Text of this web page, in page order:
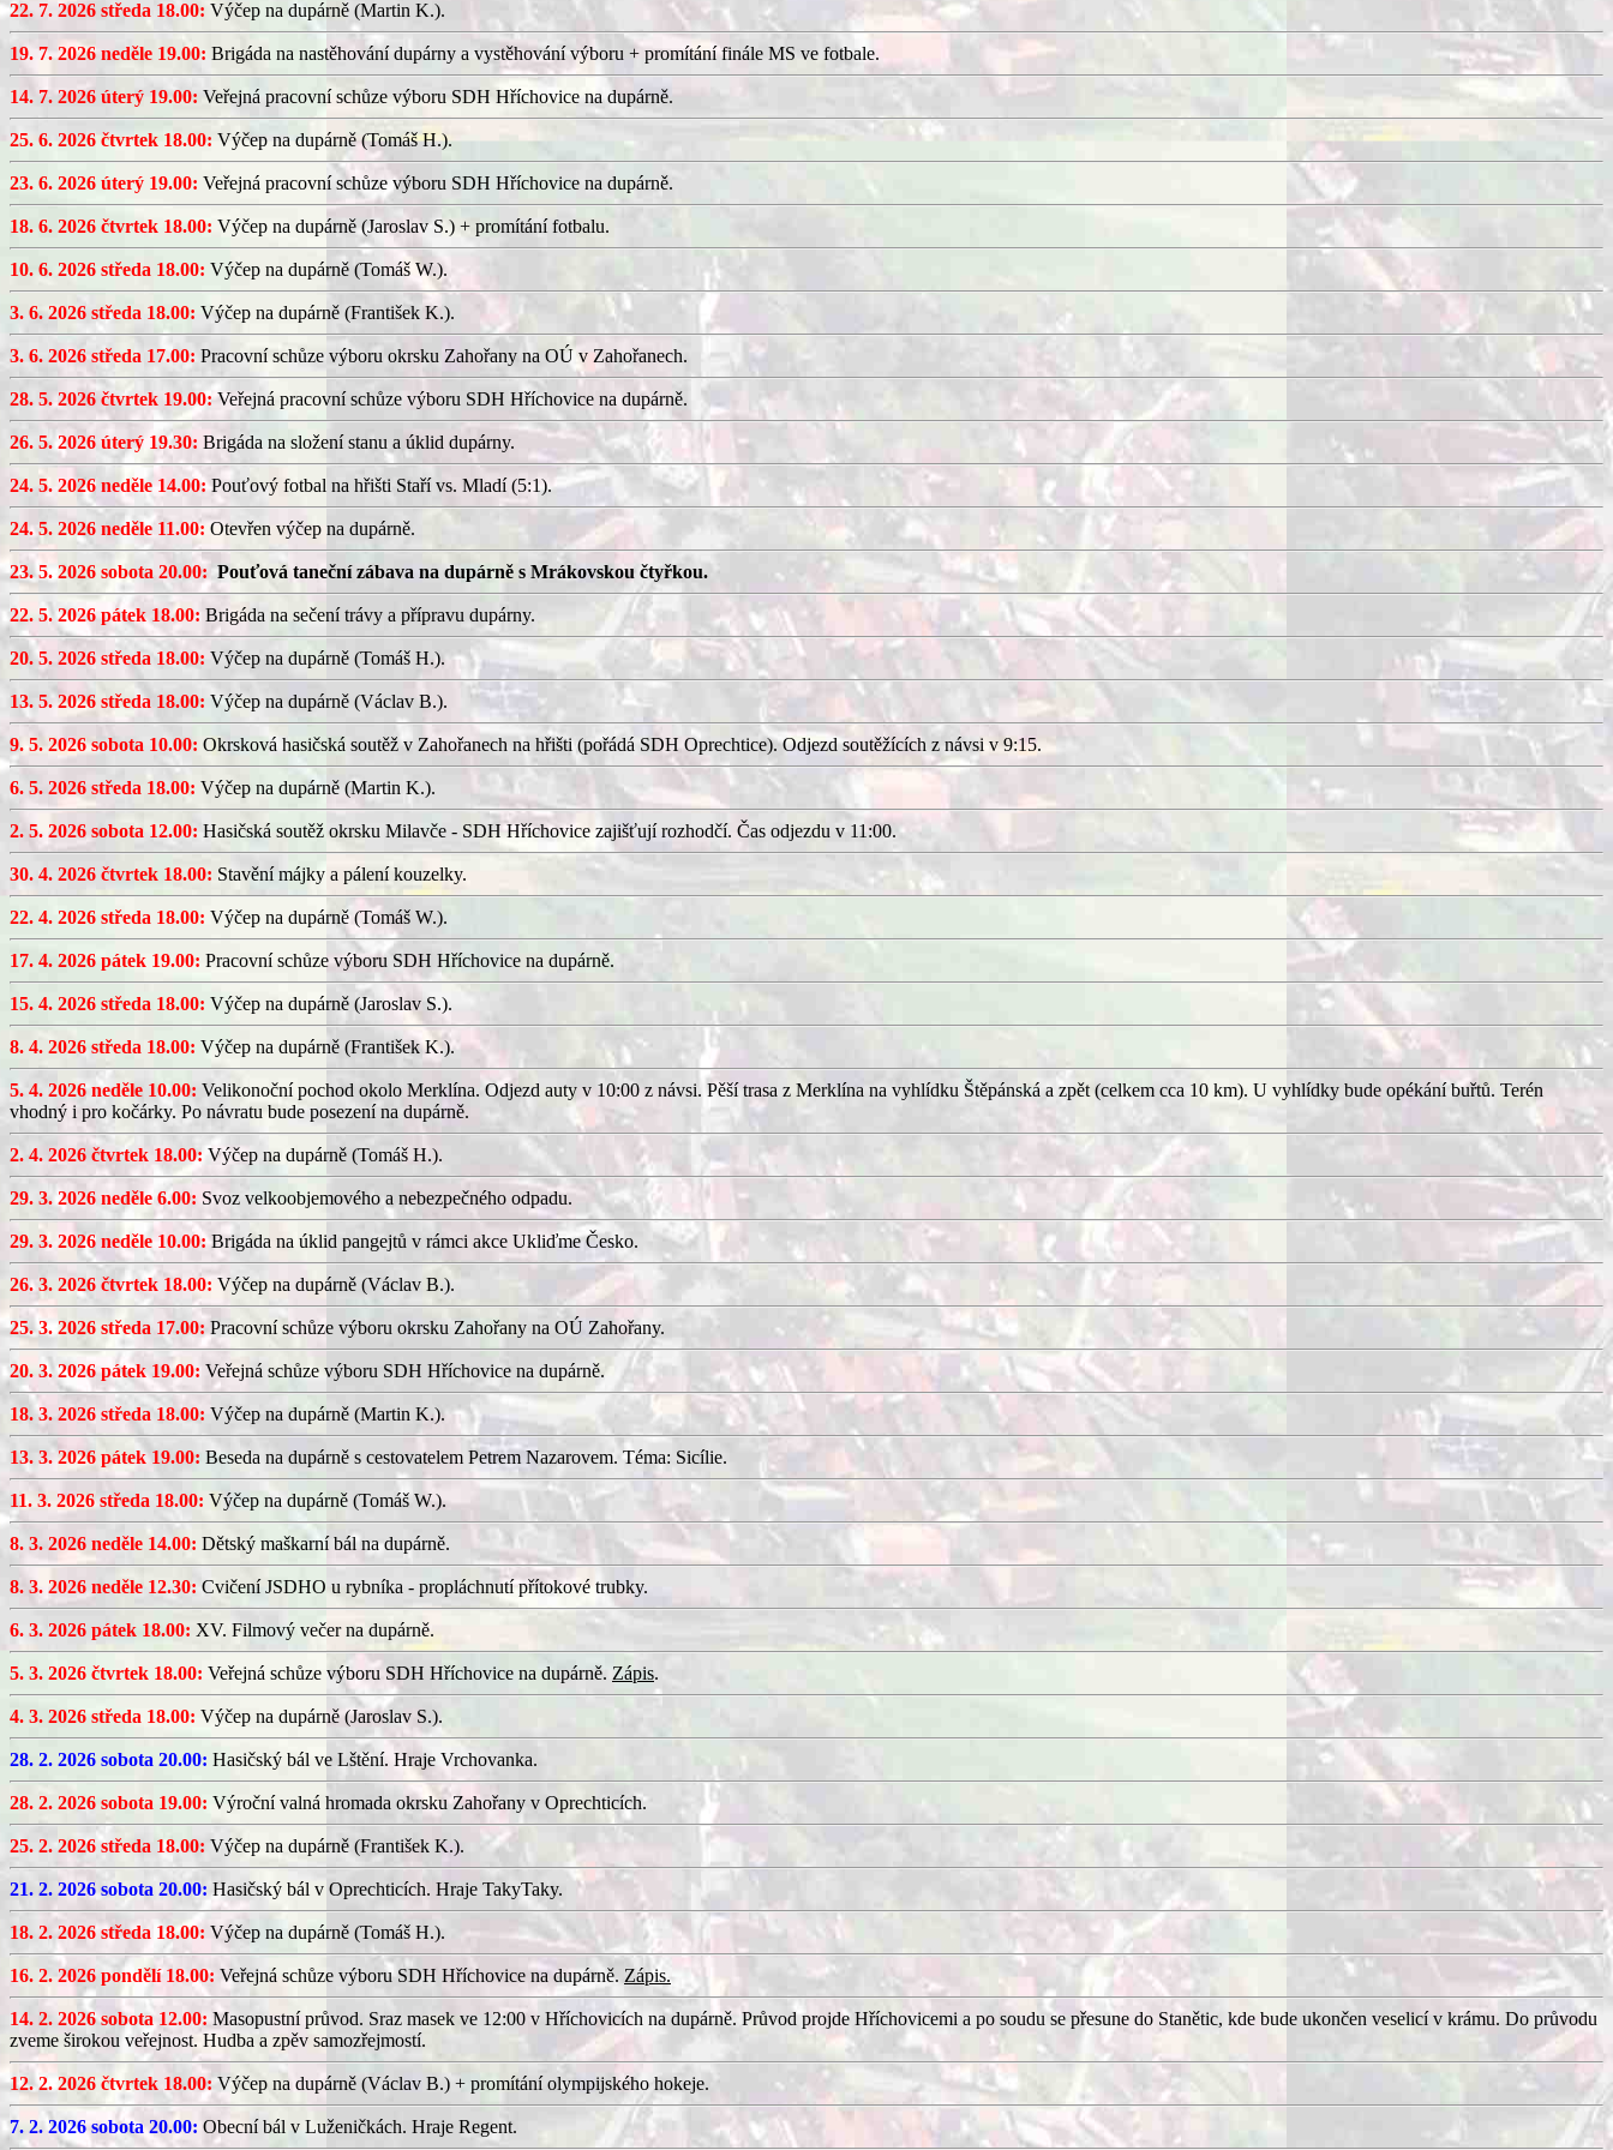
22. 7. 2026 středa 18.00: Výčep na dupárně (Martin K.).
19. 7. 2026 neděle 19.00: Brigáda na nastěhování dupárny a vystěhování výboru + promítání finále MS ve fotbale.
14. 7. 2026 úterý 19.00: Veřejná pracovní schůze výboru SDH Hříchovice na dupárně.
25. 6. 2026 čtvrtek 18.00: Výčep na dupárně (Tomáš H.).
23. 6. 2026 úterý 19.00: Veřejná pracovní schůze výboru SDH Hříchovice na dupárně.
18. 6. 2026 čtvrtek 18.00: Výčep na dupárně (Jaroslav S.) + promítání fotbalu.
10. 6. 2026 středa 18.00: Výčep na dupárně (Tomáš W.).
3. 6. 2026 středa 18.00: Výčep na dupárně (František K.).
3. 6. 2026 středa 17.00: Pracovní schůze výboru okrsku Zahořany na OÚ v Zahořanech.
28. 5. 2026 čtvrtek 19.00:Veřejná pracovní schůze výboru SDH Hříchovice na dupárně.
26. 5. 2026 úterý 19.30: Brigáda na složení stanu a úklid dupárny.
24. 5. 2026 neděle 14.00:Pouťový fotbal na hřišti Staří vs. Mladí (5:1).
24. 5. 2026 neděle 11.00: Otevřen výčep na dupárně.
23. 5. 2026 sobota 20.00: Pouťová taneční zábava na dupárně s Mrákovskou čtyřkou.
22. 5. 2026 pátek 18.00: Brigáda na sečení trávy a přípravu dupárny.
20. 5. 2026 středa 18.00: Výčep na dupárně (Tomáš H.).
13. 5. 2026 středa 18.00: Výčep na dupárně (Václav B.).
9. 5. 2026 sobota 10.00: Okrsková hasičská soutěž v Zahořanech na hřišti (pořádá SDH Oprechtice). Odjezd soutěžících z návsi v 9:15.
6. 5. 2026 středa 18.00: Výčep na dupárně (Martin K.).
2. 5. 2026 sobota 12.00: Hasičská soutěž okrsku Milavče - SDH Hříchovice zajišťují rozhodčí. Čas odjezdu v 11:00.
30. 4. 2026 čtvrtek 18.00: Stavění májky a pálení kouzelky.
22. 4. 2026 středa 18.00: Výčep na dupárně (Tomáš W.).
17. 4. 2026 pátek 19.00: Pracovní schůze výboru SDH Hříchovice na dupárně.
15. 4. 2026 středa 18.00: Výčep na dupárně (Jaroslav S.).
8. 4. 2026 středa 18.00: Výčep na dupárně (František K.).
5. 4. 2026 neděle 10.00: Velikonoční pochod okolo Merklína. Odjezd auty v 10:00 z návsi. Pěší trasa z Merklína na vyhlídku Štěpánská a zpět (celkem cca 10 km). U vyhlídky bude opékání buřtů. Terén
vhodný i pro kočárky. Po návratu bude posezení na dupárně.
2. 4. 2026 čtvrtek 18.00: Výčep na dupárně (Tomáš H.).
29. 3. 2026 neděle 6.00: Svoz velkoobjemového a nebezpečného odpadu.
29. 3. 2026 neděle 10.00: Brigáda na úklid pangejtů v rámci akce Ukliďme Česko.
26. 3. 2026 čtvrtek 18.00: Výčep na dupárně (Václav B.).
25. 3. 2026 středa 17.00: Pracovní schůze výboru okrsku Zahořany na OÚ Zahořany.
20. 3. 2026 pátek 19.00: Veřejná schůze výboru SDH Hříchovice na dupárně.
18. 3. 2026 středa 18.00: Výčep na dupárně (Martin K.).
13. 3. 2026 pátek 19.00: Beseda na dupárně s cestovatelem Petrem Nazarovem. Téma: Sicílie.
11. 3. 2026 středa 18.00: Výčep na dupárně (Tomáš W.).
8. 3. 2026 neděle 14.00: Dětský maškarní bál na dupárně.
8. 3. 2026 neděle 12.30: Cvičení JSDHO u rybníka - propláchnutí přítokové trubky.
6. 3. 2026 pátek 18.00: XV. Filmový večer na dupárně.
5. 3. 2026 čtvrtek 18.00: Veřejná schůze výboru SDH Hříchovice na dupárně. Zápis.
4. 3. 2026 středa 18.00: Výčep na dupárně (Jaroslav S.).
28. 2. 2026 sobota 20.00: Hasičský bál ve Lštění. Hraje Vrchovanka.
28. 2. 2026 sobota 19.00: Výroční valná hromada okrsku Zahořany v Oprechticích.
25. 2. 2026 středa 18.00: Výčep na dupárně (František K.).
21. 2. 2026 sobota 20.00: Hasičský bál v Oprechticích. Hraje TakyTaky.
18. 2. 2026 středa 18.00: Výčep na dupárně (Tomáš H.).
16. 2. 2026 pondělí 18.00: Veřejná schůze výboru SDH Hříchovice na dupárně. Zápis.
14. 2. 2026 sobota 12.00: Masopustní průvod. Sraz masek ve 12:00 v Hříchovicích na dupárně. Průvod projde Hříchovicemi a po soudu se přesune do Stanětic, kde bude ukončen veselicí v krámu. Do průvodu
zveme širokou veřejnost. Hudba a zpěv samozřejmostí.
12. 2. 2026 čtvrtek 18.00: Výčep na dupárně (Václav B.) + promítání olympijského hokeje.
7. 2. 2026 sobota 20.00: Obecní bál v Luženičkách. Hraje Regent.